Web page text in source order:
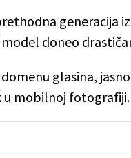
generacija
model doneo
domenu glasina,
u mobilnoj fotografiji.